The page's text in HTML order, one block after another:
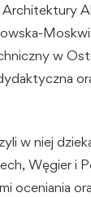
w
w niej
Węgier i
oceniania